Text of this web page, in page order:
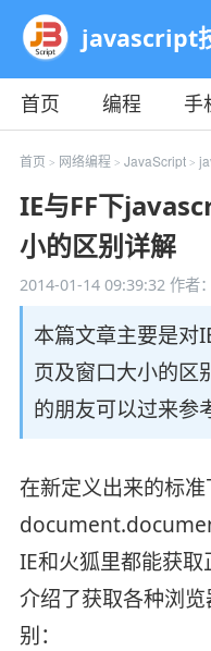
javascript
首页 编程 手
教程
平面 服
首页 > 网络编程 > JavaScript>
IE与FF下
小的区别详解
2014-01-14 09:39:32作者：
本篇文章主要是对
页及窗口大小的区
的朋友可以过来参
在新定义出来的标准
IE和火狐里都能获
介绍了获取各种浏
别：